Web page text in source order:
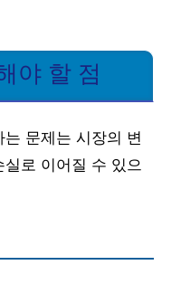
야 할 점
문제는 시장의 변
로 이어질 수 있으